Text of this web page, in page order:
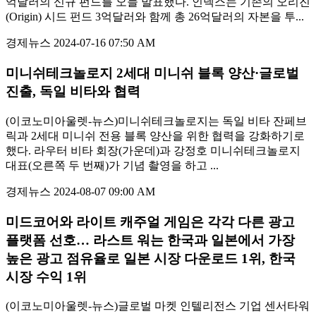
(Origin) 시드 펀드 3억달러와 함께 총 26억달러의 자본을 투...
경제뉴스 2024-07-16 07:50 AM
미니쉬테크놀로지 2세대 미니쉬 블록 양산·글로벌
진출, 독일 비타와 협력
(이코노미아울렛-뉴스)미니쉬테크놀로지는 독일 비타 잔페브
릭과 2세대 미니쉬 전용 블록 양산을 위한 협력을 강화하기로
했다. 라우터 비타 회장(가운데)과 강정호 미니쉬테크놀로지
대표(오른쪽 두 번째)가 기념 촬영을 하고 ...
경제뉴스 2024-08-07 09:00 AM
미드코어와 라이트 캐주얼 게임은 각각 다른 광고
플랫폼 선호… 라스트 워는 한국과 일본에서 가장
높은 광고 점유율로 일본 시장 다운로드 1위, 한국
시장 수익 1위
(이코노미아울렛-뉴스)글로벌 마켓 인텔리전스 기업 센서타워